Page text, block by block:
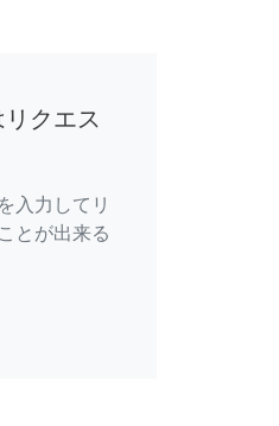
クエス
入力してリ
とが出来る